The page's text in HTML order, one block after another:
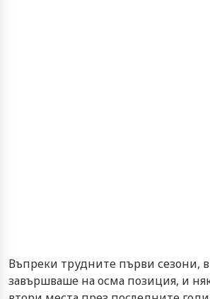
Въпреки трудните първи сезони,
завършваше на осма позиция, и